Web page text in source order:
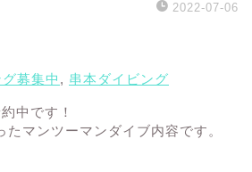
2022-07-06
募集中 , 串本ダイビング
中です！
マンツーマンダイブ内容です。